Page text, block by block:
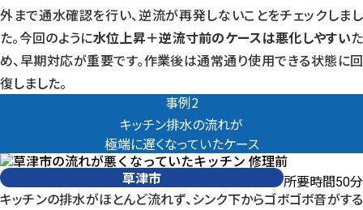
外まで通水確認を行い、逆流が再発しないことをチェックしまし
た。今回のように水位上昇＋逆流寸前のケースは悪化しやすいた
め、早期対応が重要です。作業後は通常通り使用できる状態に回
復しました。
事例2
キッチン排水の流れが
極端に遅くなっていたケース
草津市
所要時間50分
キッチンの排水がほとんど流れず、シンク下からゴボゴボ音がする